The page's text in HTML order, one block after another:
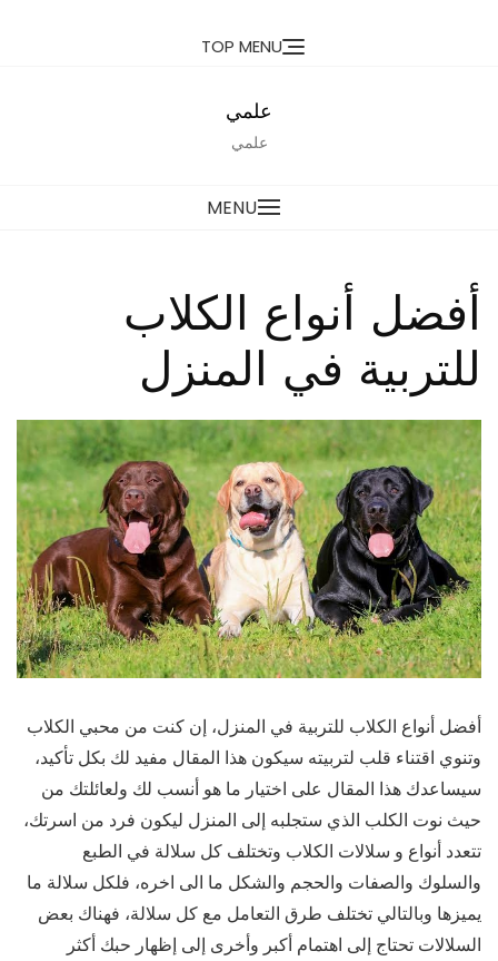
TOP MENU
علمي
علمي
MENU
أفضل أنواع الكلاب
للتربية في المنزل
أفضل أنواع الكلاب للتربية في المنزل، إن كنت من محبي الكلاب
وتنوي اقتناء قلب لتربيته سيكون هذا المقال مفيد لك بكل تأكيد،
سيساعدك هذا المقال على اختيار ما هو أنسب لك ولعائلتك من
حيث نوت الكلب الذي ستجلبه إلى المنزل ليكون فرد من اسرتك،
تتعدد أنواع و سلالات الكلاب وتختلف كل سلالة في الطبع
والسلوك والصفات والحجم والشكل ما الى اخره، فلكل سلالة ما
يميزها وبالتالي تختلف طرق التعامل مع كل سلالة، فهناك بعض
السلالات تحتاج إلى اهتمام أكبر وأخرى إلى إظهار حبك أكثر